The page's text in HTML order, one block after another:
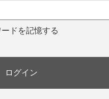
ドを記憶する
ログイン